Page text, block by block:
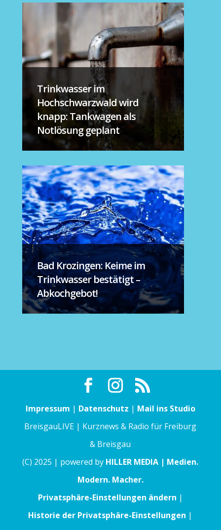
Trinkwasser im
Hochschwarzwald wird
knapp: Tankwagen als
Notlösung geplant
Bad Krozingen: Keime im
Trinkwasser bestätigt –
Abkochgebot!
Impressum | Datenschutz | Mail ins Studio
BreisgauLIVE | Kurznews & Radio für Freiburg
& Breisgau
(C) 2025 | powered by HILLER MEDIA | Medien.
Modern. Macher.
Privatsphäre-Einstellungen ändern |
Historie der Privatsphäre-Einstellungen |